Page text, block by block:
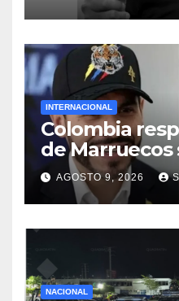
INTERNACIONAL
Colombia
de Marruecos
y busca TLC
AGOSTO 9, 2026
NACIONAL